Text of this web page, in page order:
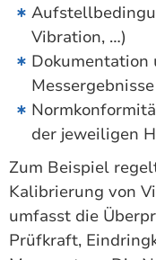
Vibration, …)
Dokumentation
Messergebnisse
der jeweiligen
Zum Beispiel
Kalibrierung von
umfasst die
Prüfkraft,